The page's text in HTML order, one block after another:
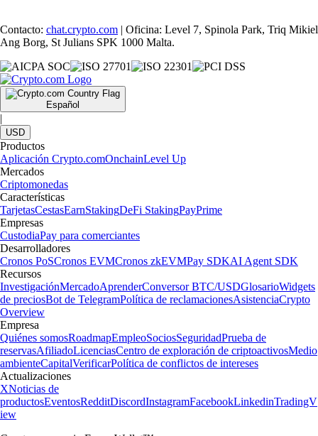
Contacto: chat.crypto.com | Oficina: Level 7, Spinola Park, Triq Mikiel
Ang Borg, St Julians SPK 1000 Malta.
Español
|
USD
Productos
Aplicación Crypto.comOnchainLevel Up
Mercados
Criptomonedas
Características
TarjetasCestasEarnStakingDeFi StakingPayPrime
Empresas
CustodiaPay para comerciantes
Desarrolladores
Cronos PoSCronos EVMCronos zkEVMPay SDKAI Agent SDK
Recursos
InvestigaciónMercadoAprenderConversor BTC/USDGlosarioWidgets
de preciosBot de TelegramPolítica de reclamacionesAsistenciaCrypto
Overview
Empresa
Quiénes somosRoadmapEmpleoSociosSeguridadPrueba de
reservasAfiliadoLicenciasCentro de exploración de criptoactivosMedio
ambienteCapitalVerificarPolítica de conflictos de intereses
Actualizaciones
XNoticias de
productosEventosRedditDiscordInstagramFacebookLinkedinTradingV
iew